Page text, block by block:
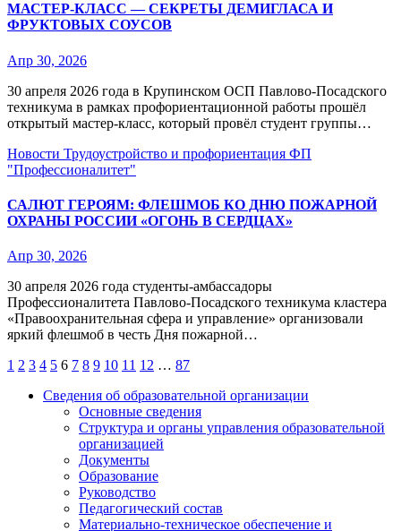
МАСТЕР‑КЛАСС — СЕКРЕТЫ ДЕМИГЛАСА И
ФРУКТОВЫХ СОУСОВ
Апр 30, 2026
30 апреля 2026 года в Крупинском ОСП Павлово‑Посадского
техникума в рамках профориентационной работы прошёл
открытый мастер‑класс, который провёл студент группы…
Новости Трудоустройство и профориентация ФП
"Профессионалитет"
САЛЮТ ГЕРОЯМ: ФЛЕШМОБ КО ДНЮ ПОЖАРНОЙ
ОХРАНЫ РОССИИ «ОГОНЬ В СЕРДЦАХ»
Апр 30, 2026
30 апреля 2026 года студенты‑амбассадоры
Профессионалитета Павлово‑Посадского техникума кластера
«Правоохранительная сфера и управление» организовали
яркий флешмоб в честь Дня пожарной…
Пагинация
записей
1 2 3 4 5 6 7 8 9 10 11 12 … 87
Сведения об образовательной организации
Основные сведения
Структура и органы управления образовательной
организацией
Документы
Образование
Руководство
Педагогический состав
Материально-техническое обеспечение и